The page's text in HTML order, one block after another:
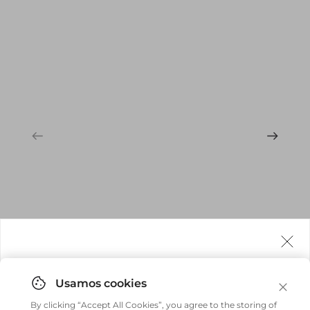
By clicking “Accept All Cookies”, you agree to the storing of